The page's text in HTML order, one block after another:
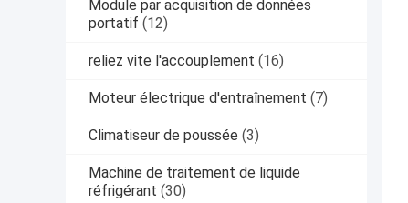
Module par acquisition de données
portatif (12)
reliez vite l'accouplement (16)
Moteur électrique d'entraînement (7)
Climatiseur de poussée (3)
Machine de traitement de liquide
réfrigérant (30)